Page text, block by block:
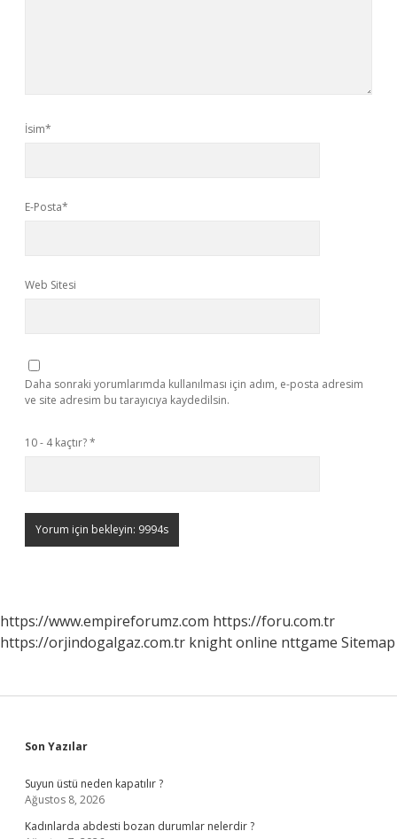
İsim*
E-Posta*
Web Sitesi
Daha sonraki yorumlarımda kullanılması için adım, e-posta adresim
ve site adresim bu tarayıcıya kaydedilsin.
10 - 4 kaçtır?*
https://www.empireforumz.com https://foru.com.tr
https://orjindogalgaz.com.tr knight online nttgame Sitemap
Sidebar
Son Yazılar
Suyun üstü neden kapatılır ?
Ağustos 8, 2026
Kadınlarda abdesti bozan durumlar nelerdir ?